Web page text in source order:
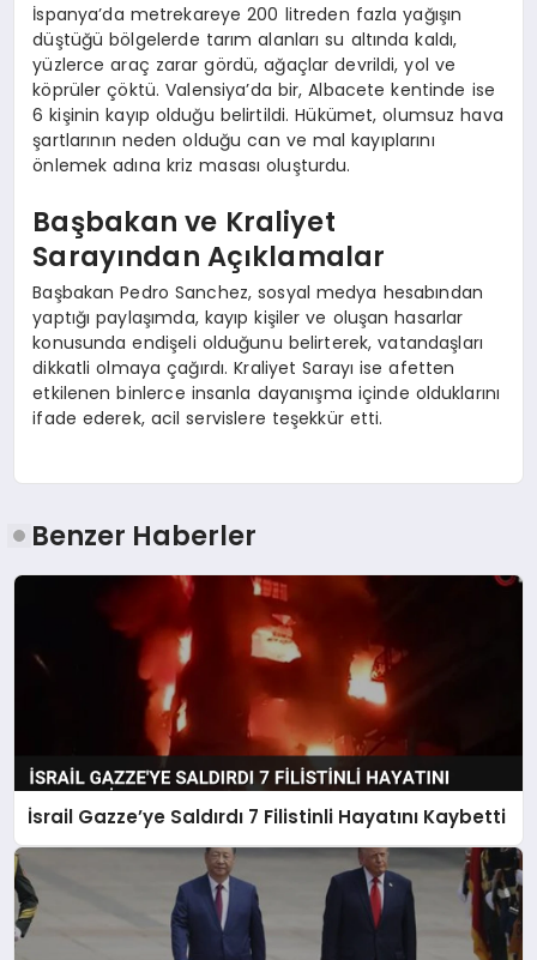
İspanya’da metrekareye 200 litreden fazla yağışın
düştüğü bölgelerde tarım alanları su altında kaldı,
yüzlerce araç zarar gördü, ağaçlar devrildi, yol ve
köprüler çöktü. Valensiya’da bir, Albacete kentinde ise
6 kişinin kayıp olduğu belirtildi. Hükümet, olumsuz hava
şartlarının neden olduğu can ve mal kayıplarını
önlemek adına kriz masası oluşturdu.
Başbakan ve Kraliyet
Sarayından Açıklamalar
Başbakan Pedro Sanchez, sosyal medya hesabından
yaptığı paylaşımda, kayıp kişiler ve oluşan hasarlar
konusunda endişeli olduğunu belirterek, vatandaşları
dikkatli olmaya çağırdı. Kraliyet Sarayı ise afetten
etkilenen binlerce insanla dayanışma içinde olduklarını
ifade ederek, acil servislere teşekkür etti.
Benzer Haberler
İsrail Gazze’ye Saldırdı 7 Filistinli Hayatını Kaybetti